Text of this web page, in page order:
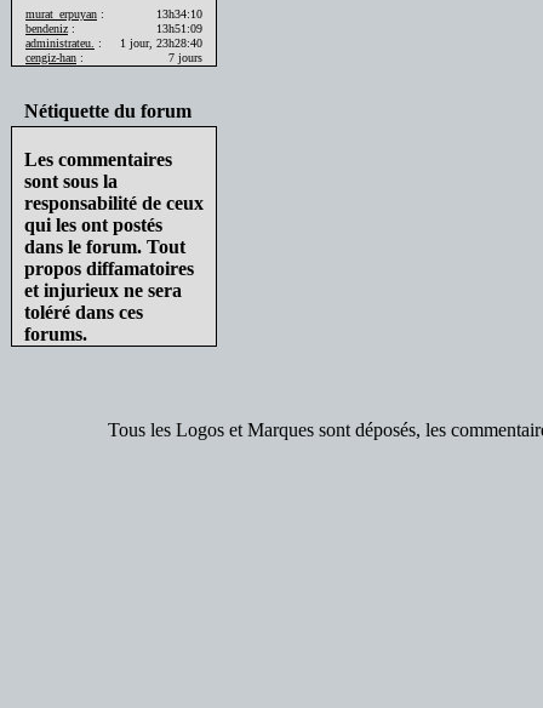
murat_erpuyan :
13h34:10
bendeniz :
13h51:09
administrateu.
:
1 jour, 23h28:40
cengiz-han : 7 jours
Nétiquette du forum
Les commentaires
sont sous la
responsabilité de ceux
qui les ont postés
dans le forum. Tout
propos diffamatoires
et injurieux ne sera
toléré dans ces
forums.
Tous les Logos et Marques sont déposés, les